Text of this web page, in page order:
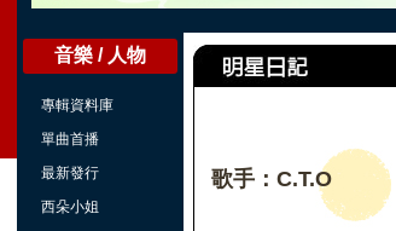
音樂 / 人物
專輯資料庫
單曲首播
最新發行
西朵小姐
歌手：C.T.O